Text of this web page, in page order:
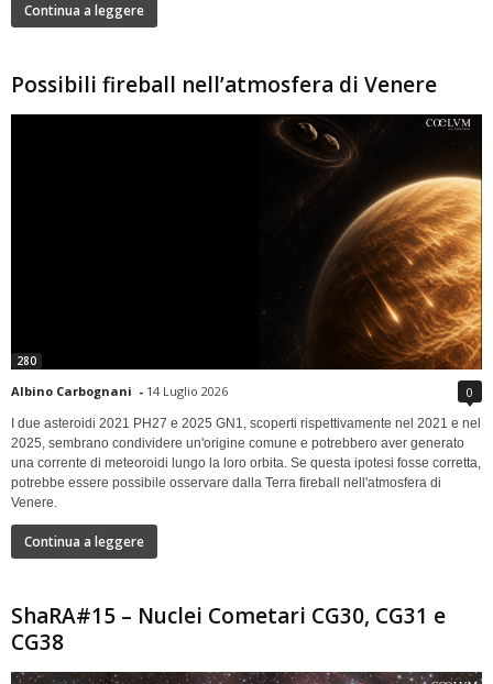
Continua a leggere
Possibili fireball nell’atmosfera di Venere
280
Albino Carbognani - 14 Luglio 2026 0
I due asteroidi 2021 PH27 e 2025 GN1, scoperti rispettivamente nel 2021 e nel
2025, sembrano condividere un'origine comune e potrebbero aver generato
una corrente di meteoroidi lungo la loro orbita. Se questa ipotesi fosse corretta,
potrebbe essere possibile osservare dalla Terra fireball nell'atmosfera di
Venere.
Continua a leggere
ShaRA#15 – Nuclei Cometari CG30, CG31 e
CG38